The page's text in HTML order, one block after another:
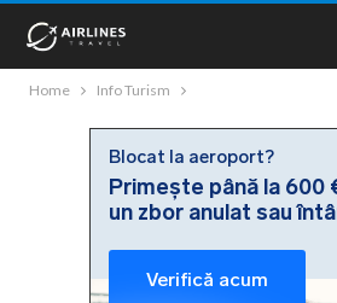
Home Info Turism